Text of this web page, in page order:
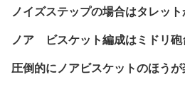
ノイズステップの場合はタレッ
ノア ビスケット編成はミドリ砲
圧倒的にノアビスケットのほうが